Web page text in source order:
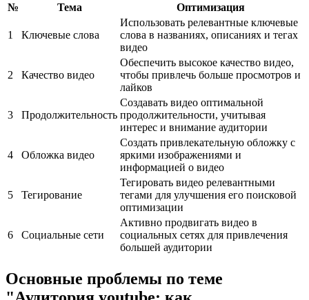
№ Тема Оптимизация
1 Ключевые слова
Использовать релевантные ключевые
слова в названиях, описаниях и тегах
видео
2 Качество видео
Обеспечить высокое качество видео,
чтобы привлечь больше просмотров и
лайков
3 Продолжительность
Создавать видео оптимальной
продолжительности, учитывая
интерес и внимание аудитории
4 Обложка видео
Создать привлекательную обложку с
яркими изображениями и
информацией о видео
5 Тегирование
Тегировать видео релевантными
тегами для улучшения его поисковой
оптимизации
6 Социальные сети
Активно продвигать видео в
социальных сетях для привлечения
большей аудитории
Основные проблемы по теме